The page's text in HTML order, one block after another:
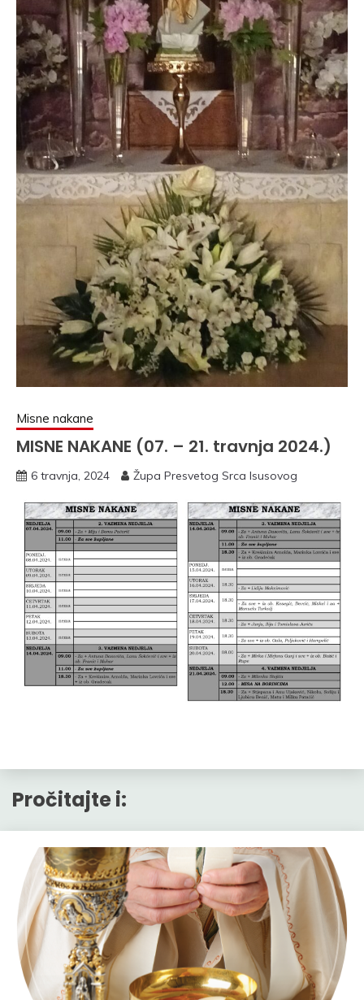
Misne nakane
MISNE NAKANE (07. – 21. travnja 2024.)
6 travnja, 2024 Župa Presvetog Srca Isusovog
Pročitajte i: